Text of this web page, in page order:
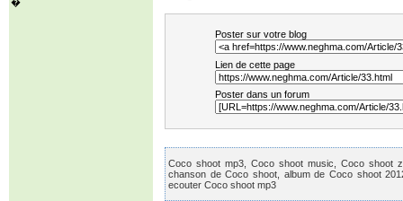
Poster sur votre blog
Lien de cette page
Poster dans un forum
Coco shoot mp3, Coco shoot music, Coco shoot
chanson de Coco shoot, album de Coco shoot
ecouter Coco shoot mp3